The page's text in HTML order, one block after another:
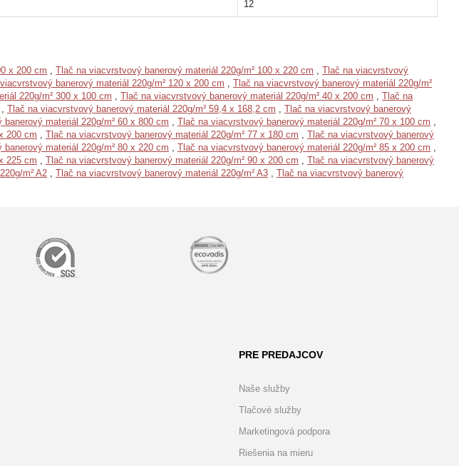
12
x 200 cm , Tlač na viacvrstvový banerový materiál 220g/m² 100 x 220 cm , Tlač na viacvrstvový
banerový materiál 220g/m² 120 x 200 cm , Tlač na viacvrstvový banerový materiál 220g/m²
220g/m² 300 x 100 cm , Tlač na viacvrstvový banerový materiál 220g/m² 40 x 200 cm , Tlač na
, Tlač na viacvrstvový banerový materiál 220g/m² 59,4 x 168,2 cm , Tlač na viacvrstvový banerový
materiál 220g/m² 60 x 800 cm , Tlač na viacvrstvový banerový materiál 220g/m² 70 x 100 cm ,
200 cm , Tlač na viacvrstvový banerový materiál 220g/m² 77 x 180 cm , Tlač na viacvrstvový banerový
materiál 220g/m² 80 x 220 cm , Tlač na viacvrstvový banerový materiál 220g/m² 85 x 200 cm ,
225 cm , Tlač na viacvrstvový banerový materiál 220g/m² 90 x 200 cm , Tlač na viacvrstvový banerový
m² A2 , Tlač na viacvrstvový banerový materiál 220g/m² A3 , Tlač na viacvrstvový banerový
PRE PREDAJCOV
Naše služby
Tlačové služby
Marketingová podpora
Riešenia na mieru